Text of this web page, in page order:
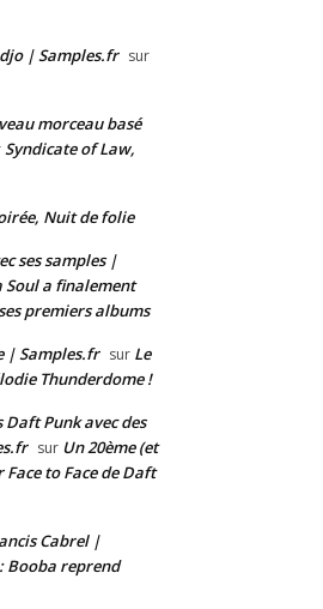
| Samples.fr sur
morceau basé
Syndicate of Law,
Nuit de folie
ses samples |
Soul a finalement
premiers albums
| Samples.fr sur Le
Thunderdome !
Daft Punk avec des
sur Un 20ème (et
to Face de Daft
Cabrel |
Booba reprend